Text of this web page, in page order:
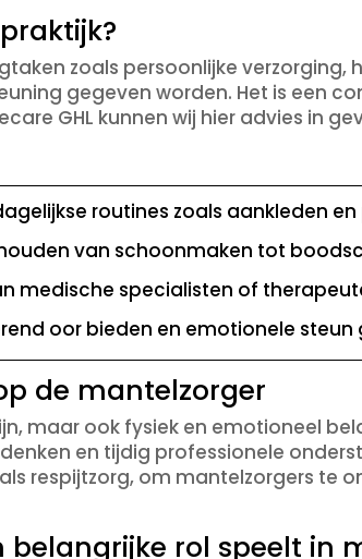
zoals persoonlijke verzorging,
gegeven worden. Het is een
GHL kunnen wij hier advies in
routines zoals aankleden
van schoonmaken tot
medische specialisten of
oor bieden en emotionele steun
de mantelzorger
maar ook fysiek en emotioneel
en tijdig professionele
respijtzorg, om mantelzorgers te
belangrijke rol speelt in